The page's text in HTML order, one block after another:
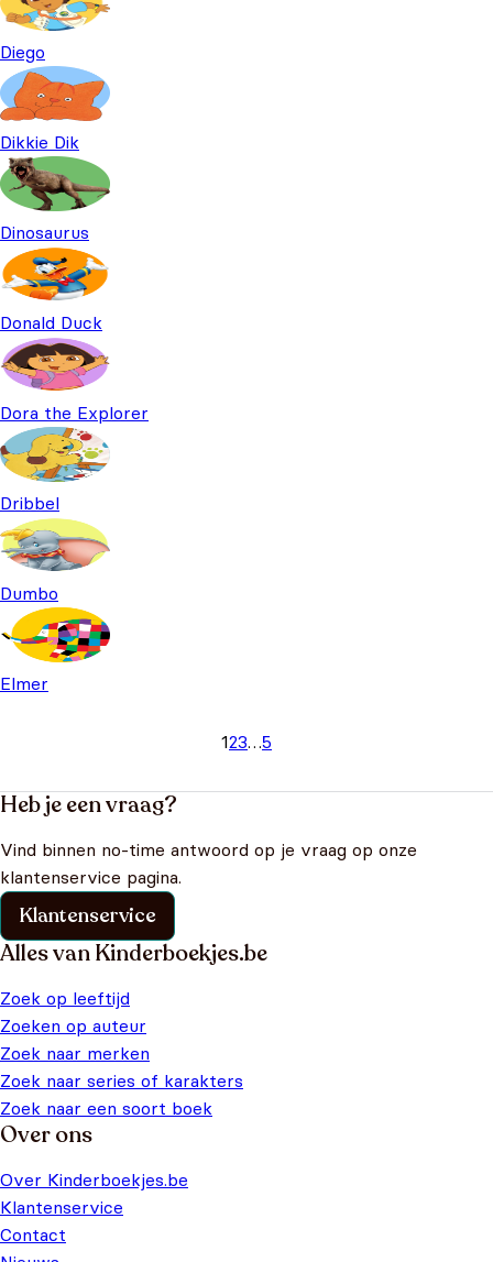
Diego
Dikkie Dik
Dinosaurus
Donald Duck
Dora the Explorer
Dribbel
Dumbo
Elmer
123…5
Heb je een vraag?
Vind binnen no-time antwoord op je vraag op onze
klantenservice pagina.
Klantenservice
Alles van Kinderboekjes.be
Zoek op leeftijd
Zoeken op auteur
Zoek naar merken
Zoek naar series of karakters
Zoek naar een soort boek
Over ons
Over Kinderboekjes.be
Klantenservice
Contact